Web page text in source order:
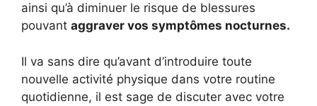
ainsi qu’à diminuer le risque de blessures
pouvant aggraver vos symptômes nocturnes.
Il va sans dire qu’avant d’introduire toute
nouvelle activité physique dans votre routine
quotidienne, il est sage de discuter avec votre